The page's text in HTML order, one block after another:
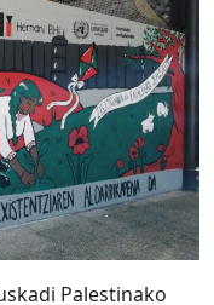
Palestinako